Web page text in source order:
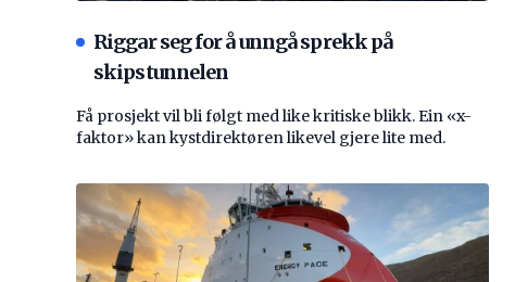
Riggar seg for å unngå sprekk på
skipstunnelen
Få prosjekt vil bli følgt med like kritiske blikk. Ein «x-
faktor» kan kystdirektøren likevel gjere lite med.